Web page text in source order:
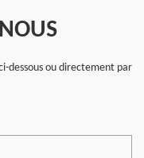
dessous ou directement par